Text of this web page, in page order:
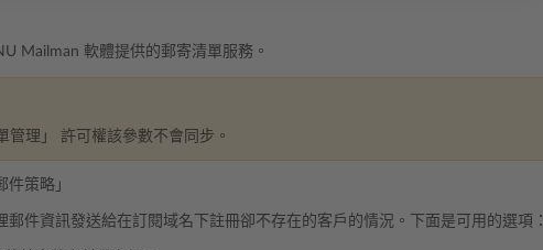
Mailman 軟體提供的郵寄清單服務。
管理」 許可權該參數不會同步。
件策略」
郵件資訊發送給在訂閱域名下註冊卻不存在的客戶的情況。下面是可用的選項：